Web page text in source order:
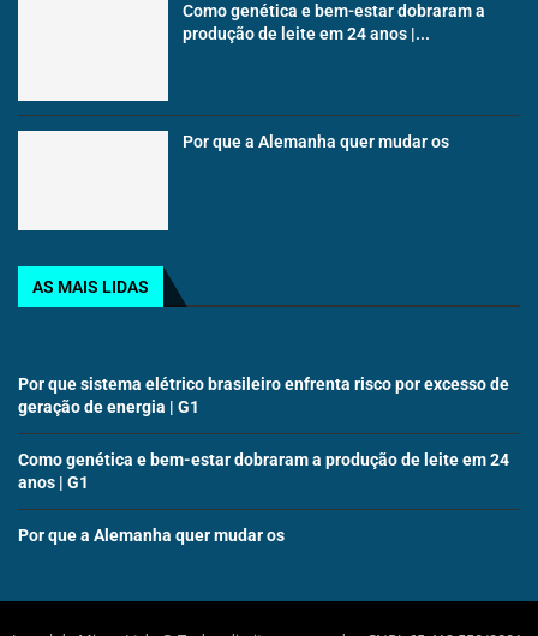
Como genética e bem-estar dobraram a
produção de leite em 24 anos |...
Por que a Alemanha quer mudar os
AS MAIS LIDAS
Por que sistema elétrico brasileiro enfrenta risco por excesso de
geração de energia | G1
Como genética e bem-estar dobraram a produção de leite em 24
anos | G1
Por que a Alemanha quer mudar os